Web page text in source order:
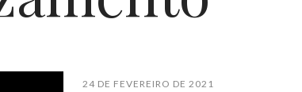
24 DE FEVEREIRO DE 2021